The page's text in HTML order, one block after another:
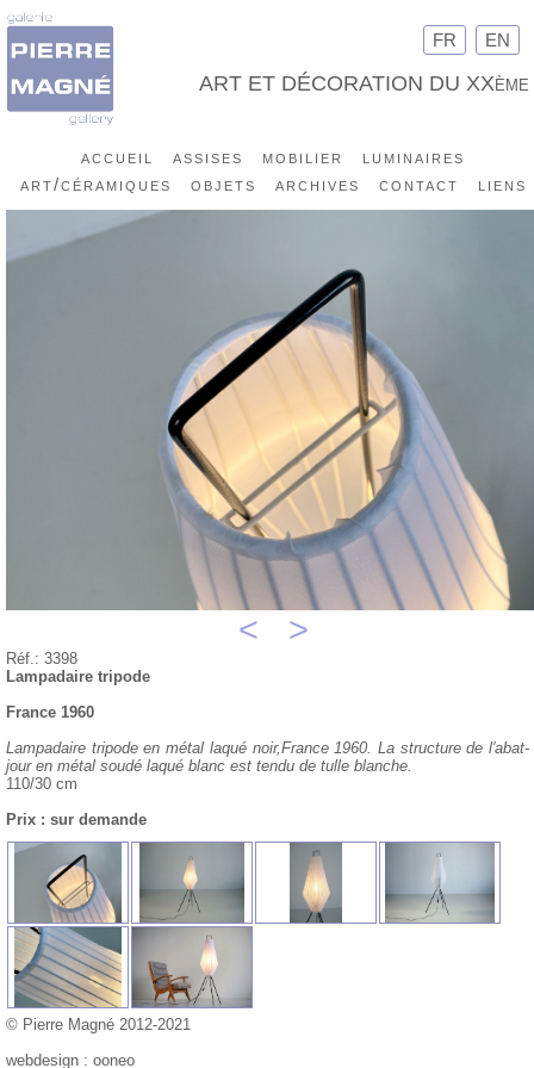
FR EN
ART ET DÉCORATION DU XXème
accueil assises mobilier
luminaires
art/céramiques
objets archives contact liens
< >
Réf.: 3398
Lampadaire tripode
France 1960
Lampadaire tripode en métal laqué noir,France 1960. La structure de l'abat-
jour en métal soudé laqué blanc est tendu de tulle blanche.
110/30 cm
Prix : sur demande
© Pierre Magné 2012-2021
webdesign : ooneo